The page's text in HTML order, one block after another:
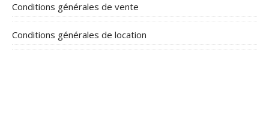
Conditions générales de vente
Conditions générales de location